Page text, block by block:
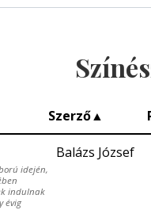
Szerző▲
idején,
indulnak
évig
Balázs József